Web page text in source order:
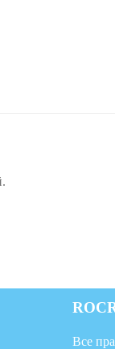
Все